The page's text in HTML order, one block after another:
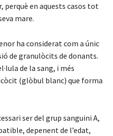
perquè en aquests casos tot
mare.
ha considerat com a únic
de granulòcits de donants.
de la sang, i més
(glòbul blanc) que forma
ser del grup sanguini A,
depenent de l’edat,